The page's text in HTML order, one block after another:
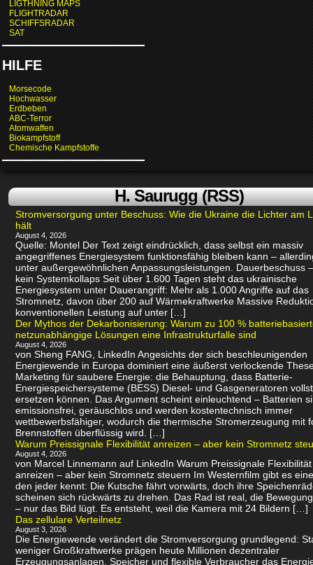
LIGTHNING MAPS
FLIGHTRADAR
SCHIFFSRADAR
SAT
HILFE
Morsecode
Hochwasser
Erdbeben
ABC-Terror
Atomwaffen
Biokampfstoff
Chemische Kampfstoffe
H. Saurugg (RSS)
Stromversorgung unter Beschuss: Wie die Ukraine die Lichter am
hält
August 4, 2026
Quelle: Montel Der Text zeigt eindrücklich, dass selbst ein massiv
angegriffenes Energiesystem funktionsfähig bleiben kann –
unter außergewöhnlichen Anpassungsleistungen. Dauerbeschuss
kein Systemkollaps Seit über 1.600 Tagen steht das ukrainische
Energiesystem unter Dauerangriff: Mehr als 1.000 Angriffe auf das
Stromnetz, davon über 200 auf Wärmekraftwerke Massive
konventionellen Leistung auf unter […]
Der Mythos der Dekarbonisierung: Warum zu 100 %
netzunabhängige Lösungen eine Infrastrukturfalle sind
August 4, 2026
von Sheng FANG, LinkedIn Angesichts der sich beschleunigenden
Energiewende in Europa dominiert eine äußerst verlockende
Marketing für saubere Energie: die Behauptung, dass Batterie-
Energiespeichersysteme (BESS) Diesel- und Gasgeneratoren
ersetzen können. Das Argument scheint einleuchtend – Batterien
emissionsfrei, geräuschlos und werden kostentechnisch immer
wettbewerbsfähiger, wodurch die thermische Stromerzeugung mit
Brennstoffen überflüssig wird. […]
Warum Preissignale Flexibilität anreizen – aber kein Stromnetz
August 4, 2026
von Marcel Linnemann auf LinkedIn Warum Preissignale Flexibilität
anreizen – aber kein Stromnetz steuern Im Westernfilm gibt es
den jeder kennt: Die Kutsche fährt vorwärts, doch ihre
scheinen sich rückwärts zu drehen. Das Rad ist real, die
– nur das Bild lügt. Es entsteht, weil die Kamera mit 24 Bildern […]
Das zellulare Verteilnetz
August 3, 2026
Die Energiewende verändert die Stromversorgung grundlegend:
weniger Großkraftwerke prägen heute Millionen dezentraler
Erzeugungsanlagen, Speicher und flexible Verbraucher das